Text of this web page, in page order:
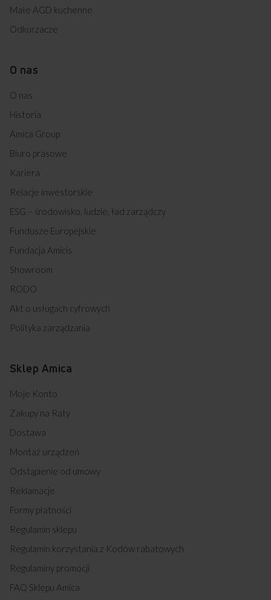
Małe AGD kuchenne
Odkurzacze
O nas
O nas
Historia
Amica Group
Biuro prasowe
Kariera
Relacje inwestorskie
ESG – środowisko, ludzie, ład zarządczy
Fundusze Europejskie
Fundacja Amicis
Showroom
RODO
Akt o usługach cyfrowych
Polityka zarządzania
Sklep Amica
Moje Konto
Zakupy na Raty
Dostawa
Montaż urządzeń
Odstąpienie od umowy
Reklamacje
Formy płatności
Regulamin sklepu
Regulamin korzystania z Kodów rabatowych
Regulaminy promocji
FAQ Sklepu Amica